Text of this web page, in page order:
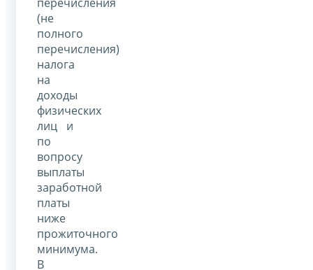
(не
полного
перечисления)
налога
на
доходы
физических
лиц и
по
вопросу
выплаты
заработной
платы
ниже
прожиточного
минимума.
В